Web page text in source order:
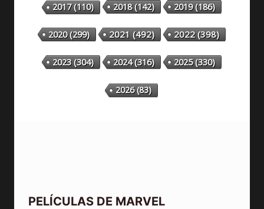
2017(110) 2018(142) 2019(186)
2020(299) 2021(492) 2022(398)
2023(304) 2024(316) 2025(330)
2026(83)
PELÍCULAS DE MARVEL